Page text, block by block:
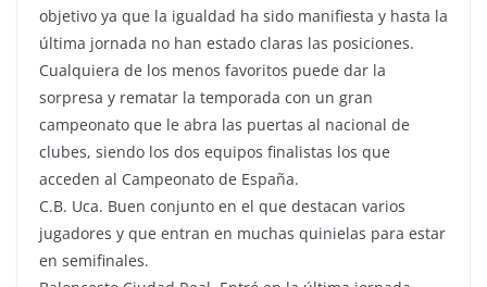
objetivo ya que la igualdad ha sido manifiesta y hasta la
última jornada no han estado claras las posiciones.
Cualquiera de los menos favoritos puede dar la
sorpresa y rematar la temporada con un gran
campeonato que le abra las puertas al nacional de
clubes, siendo los dos equipos finalistas los que
acceden al Campeonato de España.
C.B. Uca. Buen conjunto en el que destacan varios
jugadores y que entran en muchas quinielas para estar
en semifinales.